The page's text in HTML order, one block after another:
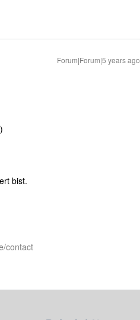
Forum|Forum|5 years ago
bist.
contact